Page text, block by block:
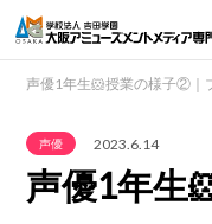
声優1年生🐹授業の様子②｜
声優 2023.6.14
声優1年生